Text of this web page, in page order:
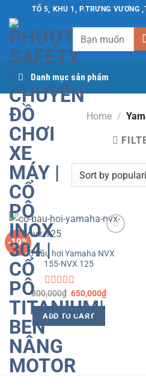
đến
dung
TỔ 5, KHU 1, P.TRƯNG VƯƠNG
Search
Danh mục sản phẩm
Home /
-19%
Yêu
thích
Cổ bầu hơi Yamaha NVX
155-NVX 125
Rated
0
out
800,000₫ 650,000₫
ADD TO CART